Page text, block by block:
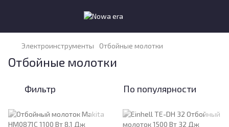
Электроинструменты Отбойные молотки
Отбойные молотки
Фильтр По популярности